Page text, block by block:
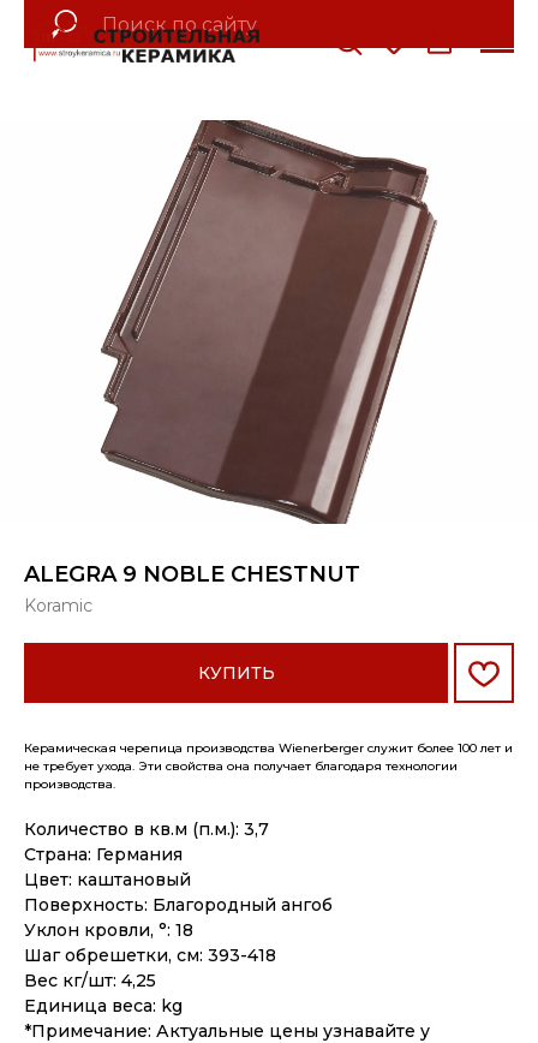
ALEGRA 9 NOBLE CHESTNUT
Koramic
КУПИТЬ
Керамическая черепица производства Wienerberger служит более 100 лет и
не требует ухода. Эти свойства она получает благодаря технологии
производства.
Количество в кв.м (п.м.): 3,7
Страна: Германия
Цвет: каштановый
Поверхность: Благородный ангоб
Уклон кровли, °: 18
Шаг обрешетки, см: 393-418
Вес кг/шт: 4,25
Единица веса: kg
*Примечание: Актуальные цены узнавайте у